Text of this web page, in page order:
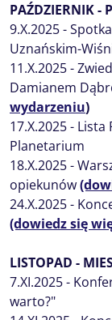
PAŹDZIERNIK -
9.X.2025 -
Uznańskim-
11.X.2025 -
Damianem
wydarzeniu)
17.X.2025 -
Planetarium
18.X.2025 -
opiekunów
24.X.2025 -
(dowiedz się
LISTOPAD -
7.XI.2025 -
warto?"